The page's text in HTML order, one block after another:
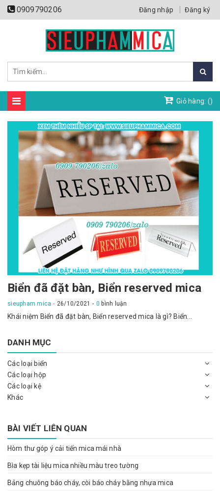
0909790206 Đăng nhập Đăng ký
Giỏ hàng: ()
Biển đã đặt bàn, Biển reserved mica
sieupham mica 26/10/2021 0 bình luận
Khái niệm Biển đã đặt bàn, Biển reserved mica là gì? Biển...
DANH MỤC
Các loại biển
Các loại hộp
Các loại kệ
Khác
BÀI VIẾT LIÊN QUAN
Hòm thư góp ý cải tiến mica mái nhà
Bìa kẹp tài liệu mica nhiều màu treo tường
Bảng chuông báo cháy, còi báo cháy bằng nhựa mica